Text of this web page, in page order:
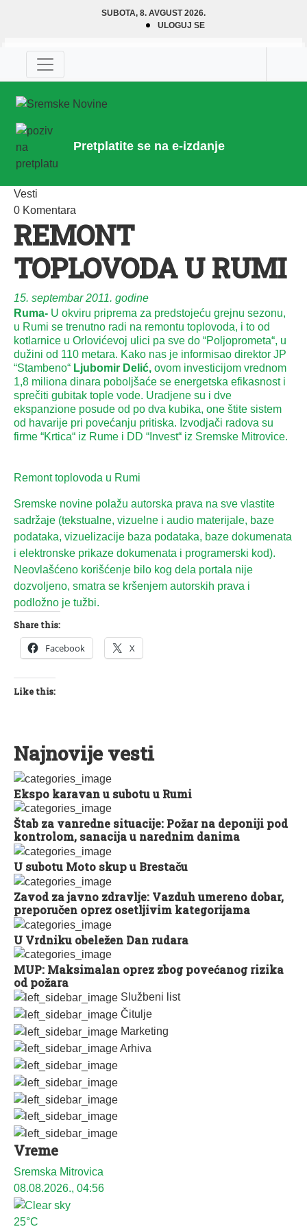
SUBOTA, 8. AVGUST 2026.
ULOGUJ SE
Pretplatite se na e-izdanje
Službeni list
Čitulje
Marketing
Arhiva
Vreme
Sremska Mitrovica
08.08.2026., 04:56
25°C
Vesti
0 Komentara
REMONT
TOPLOVODA U RUMI
15. septembar 2011. godine
Ruma- U okviru priprema za predstojeću grejnu sezonu,
u Rumi se trenutno radi na remontu toplovoda, i to od
kotlarnice u Orlovićevoj ulici pa sve do “Poljoprometa“, u
dužini od 110 metara. Kako nas je informisao direktor JP
“Stambeno“ Ljubomir Delić, ovom investicijom vrednom
1,8 miliona dinara poboljšaće se energetska efikasnost i
sprečiti gubitak tople vode. Uradjene su i dve
ekspanzione posude od po dva kubika, one štite sistem
od havarije pri povećanju pritiska. Izvodjači radova su
firme “Krtica“ iz Rume i DD “Invest“ iz Sremske Mitrovice.
Remont toplovoda u Rumi
Sremske novine polažu autorska prava na sve vlastite
sadržaje (tekstualne, vizuelne i audio materijale, baze
podataka, vizuelizacije baza podataka, baze dokumenata
i elektronske prikaze dokumenata i programerski kod).
Neovlašćeno korišćenje bilo kog dela portala nije
dozvoljeno, smatra se kršenjem autorskih prava i
podložno je tužbi.
Share this:
Facebook X
Like this:
Najnovije vesti
Ekspo karavan u subotu u Rumi
Štab za vanredne situacije: Požar na deponiji pod
kontrolom, sanacija u narednim danima
U subotu Moto skup u Brestaču
Zavod za javno zdravlje: Vazduh umereno dobar,
preporučen oprez osetljivim kategorijama
U Vrdniku obeležen Dan rudara
MUP: Maksimalan oprez zbog povećanog rizika
od požara